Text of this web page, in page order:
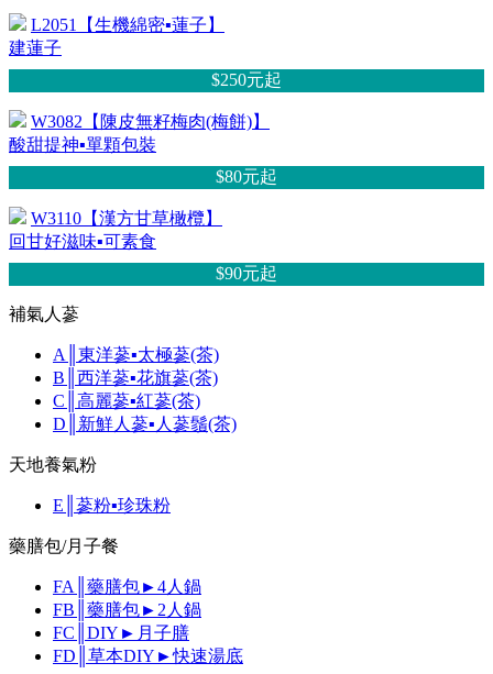
L2051【生機綿密▪蓮子】
建蓮子
$250元起
W3082【陳皮無籽梅肉(梅餅)】
酸甜提神▪單顆包裝
$80元起
W3110【漢方甘草橄欖】
回甘好滋味▪可素食
$90元起
補氣人蔘
A║東洋蔘▪太極蔘(茶)
B║西洋蔘▪花旗蔘(茶)
C║高麗蔘▪紅蔘(茶)
D║新鮮人蔘▪人蔘鬚(茶)
天地養氣粉
E║蔘粉▪珍珠粉
藥膳包/月子餐
FA║藥膳包►4人鍋
FB║藥膳包►2人鍋
FC║DIY►月子膳
FD║草本DIY►快速湯底